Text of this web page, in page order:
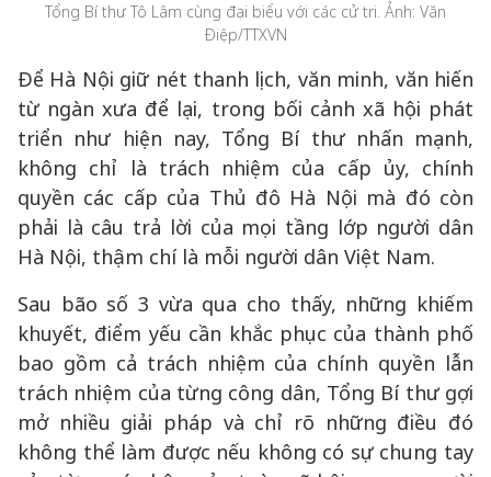
Tổng Bí thư Tô Lâm cùng đại biểu với các cử tri. Ảnh: Văn
Điệp/TTXVN
Để Hà Nội giữ nét thanh lịch, văn minh, văn hiến
từ ngàn xưa để lại, trong bối cảnh xã hội phát
triển như hiện nay, Tổng Bí thư nhấn mạnh,
không chỉ là trách nhiệm của cấp ủy, chính
quyền các cấp của Thủ đô Hà Nội mà đó còn
phải là câu trả lời của mọi tầng lớp người dân
Hà Nội, thậm chí là mỗi người dân Việt Nam.
Sau bão số 3 vừa qua cho thấy, những khiếm
khuyết, điểm yếu cần khắc phục của thành phố
bao gồm cả trách nhiệm của chính quyền lẫn
trách nhiệm của từng công dân, Tổng Bí thư gợi
mở nhiều giải pháp và chỉ rõ những điều đó
không thể làm được nếu không có sự chung tay